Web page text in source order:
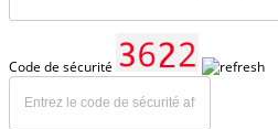
Code de sécurité